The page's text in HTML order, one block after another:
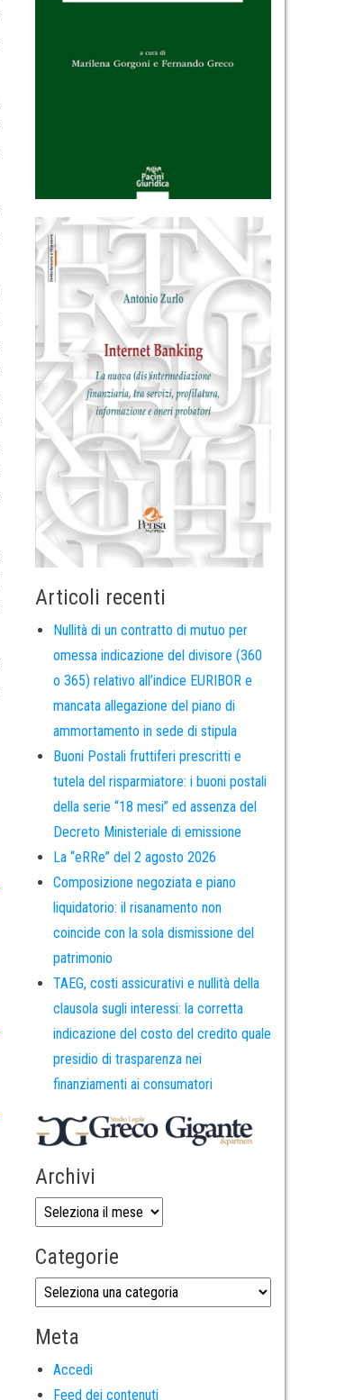
Articoli recenti
Nullità di un contratto di mutuo per
omessa indicazione del divisore (360
o 365) relativo all’indice EURIBOR e
mancata allegazione del piano di
ammortamento in sede di stipula
Buoni Postali fruttiferi prescritti e
tutela del risparmiatore: i buoni postali
della serie “18 mesi” ed assenza del
Decreto Ministeriale di emissione
La “eRRe” del 2 agosto 2026
Composizione negoziata e piano
liquidatorio: il risanamento non
coincide con la sola dismissione del
patrimonio
TAEG, costi assicurativi e nullità della
clausola sugli interessi: la corretta
indicazione del costo del credito quale
presidio di trasparenza nei
finanziamenti ai consumatori
Archivi
Categorie
Meta
Accedi
Feed dei contenuti